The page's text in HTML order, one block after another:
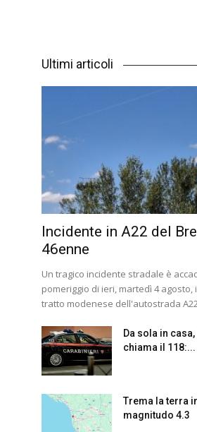
Ultimi articoli
Incidente in A22 del
46enne
Un tragico incidente stradale è
pomeriggio di ieri, martedì 4 agosto,
tratto modenese dell'autostrada
Da sola in
chiama il 118:...
Trema la terra
magnitudo 4.3